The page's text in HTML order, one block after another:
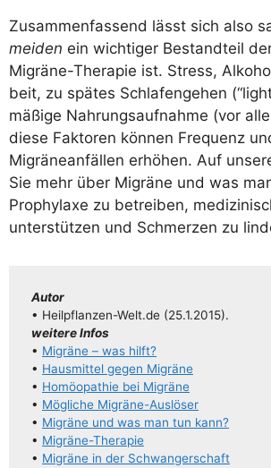
Zusam­men­fas­send lässt sich also
mei­den ein wich­ti­ger Bestand­teil
Migrä­ne-The­ra­pie ist. Stress,
beit, zu spä­tes Schla­fen­ge­hen
mä­ßi­ge Nah­rungs­auf­nah­me (vor
die­se Fak­to­ren kön­nen Fre­quenz
Migrä­ne­an­fäl­len erhö­hen. Auf
Sie mehr über Migrä­ne und was
Pro­phy­la­xe zu betrei­ben,
unter­stüt­zen und Schmer­zen zu
Autor
• Heilpflanzen-Welt.de (25.1.2015).
wei­te­re Infos
• Migrä­ne – was hilft?
• Haus­mit­tel gegen Migräne
• Homöo­pa­thie bei Migräne
• Mög­li­che Migräne-Auslöser
• Migrä­ne und was man tun kann?
• Migrä­­ne-The­ra­pie
• Migrä­ne in der Schwangerschaft